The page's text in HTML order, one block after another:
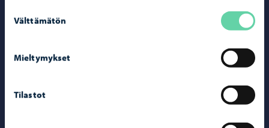
valinta
Välttämätön
Mieltymykset
Tilastot
Puhelinneuvonta: 020 692 250